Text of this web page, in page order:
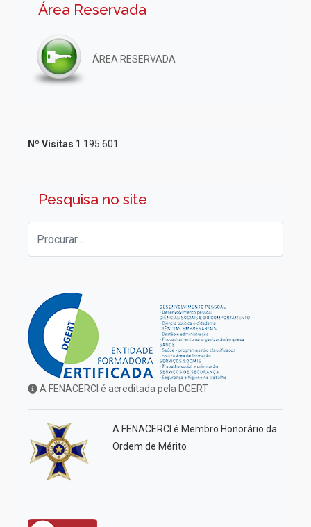
Área Reservada
ÁREA RESERVADA
Nº Visitas 1.195.601
Pesquisa no site
A FENACERCI é acreditada pela DGERT
A FENACERCI é Membro Honorário da
Ordem de Mérito